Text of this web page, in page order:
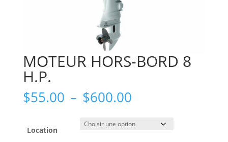
MOTEUR HORS-BORD 8
H.P.
$55.00 – $600.00Plage
prix :
$55.00
Location